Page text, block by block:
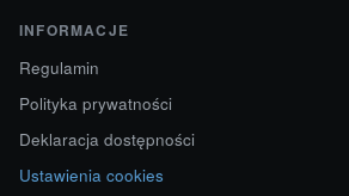
INFORMACJE
Regulamin
Polityka prywatności
Deklaracja dostępności
Ustawienia cookies